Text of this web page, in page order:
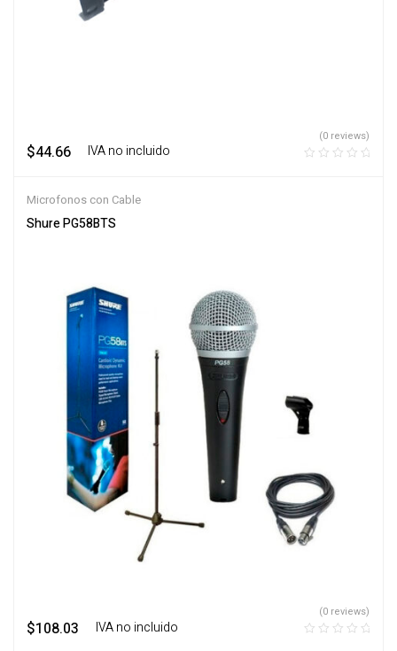
$44.66 ‎ ‎ ‎ IVA no incluido
(0 reviews)
Microfonos con Cable
Shure PG58BTS
$108.03 ‎ ‎ ‎ IVA no incluido
(0 reviews)